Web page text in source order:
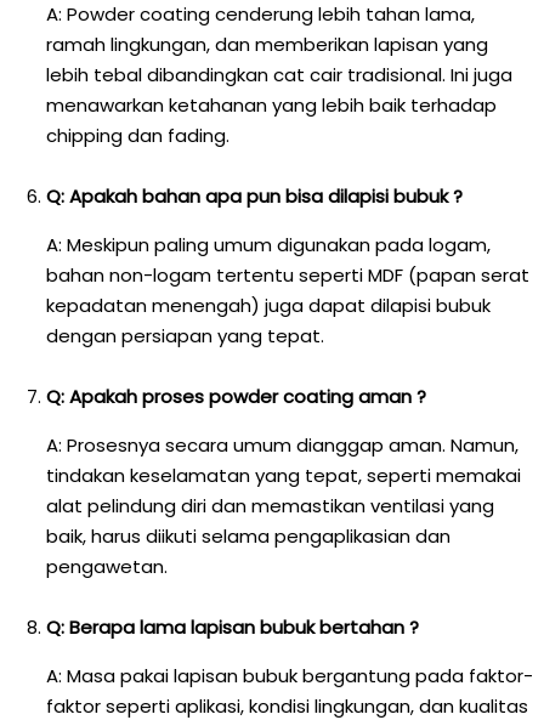
A: Powder coating cenderung lebih tahan lama,
ramah lingkungan, dan memberikan lapisan yang
lebih tebal dibandingkan cat cair tradisional. Ini juga
menawarkan ketahanan yang lebih baik terhadap
chipping dan fading.
Q: Apakah bahan apa pun bisa dilapisi bubuk ?
A: Meskipun paling umum digunakan pada logam,
bahan non-logam tertentu seperti MDF (papan serat
kepadatan menengah) juga dapat dilapisi bubuk
dengan persiapan yang tepat.
Q: Apakah proses powder coating aman ?
A: Prosesnya secara umum dianggap aman. Namun,
tindakan keselamatan yang tepat, seperti memakai
alat pelindung diri dan memastikan ventilasi yang
baik, harus diikuti selama pengaplikasian dan
pengawetan.
Q: Berapa lama lapisan bubuk bertahan ?
A: Masa pakai lapisan bubuk bergantung pada faktor-
faktor seperti aplikasi, kondisi lingkungan, dan kualitas